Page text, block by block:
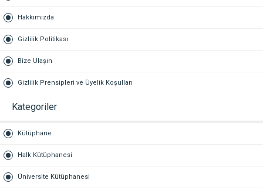
Hakkımızda
Gizlilik Politikası
Bize Ulaşın
Gizlilik Prensipleri ve Üyelik Koşulları
Kategoriler
Kütüphane
Halk Kütüphanesi
Üniversite Kütüphanesi